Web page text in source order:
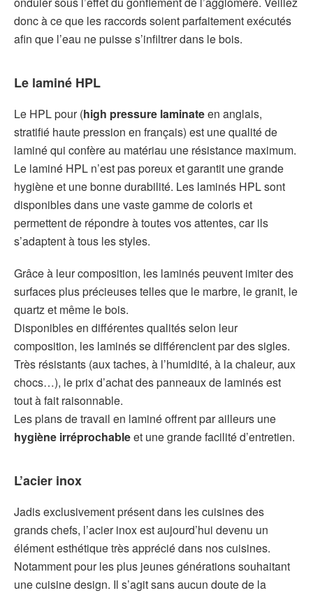
donc à ce que les raccords soient parfaitement exécutés
afin que l’eau ne puisse s’infiltrer dans le bois.
Le laminé HPL
Le HPL pour (high pressure laminateen anglais,
stratifié haute pression en français) est une qualité de
laminé qui confère au matériau une résistance maximum.
Le laminé HPL n’est pas poreux et garantit une grande
hygiène et une bonne durabilité. Les laminés HPL sont
disponibles dans une vaste gamme de coloris et
permettent de répondre à toutes vos attentes, car ils
s’adaptent à tous les styles.
Grâce à leur composition, les laminés peuvent imiter des
surfaces plus précieuses telles que le marbre, le granit, le
quartz et même le bois.
Disponibles en différentes qualités selon leur
composition, les laminés se différencient par des sigles.
Très résistants (aux taches, à l’humidité, à la chaleur, aux
chocs…), le prix d’achat des panneaux de laminés est
tout à fait raisonnable.
Les plans de travail en laminé offrent par ailleurs une
hygiène irréprochableet une grande facilité d’entretien.
L’acier inox
Jadis exclusivement présent dans les cuisines des
grands chefs, l’acier inox est aujourd’hui devenu un
élément esthétique très apprécié dans nos cuisines.
Notamment pour les plus jeunes générations souhaitant
une cuisine design. Il s’agit sans aucun doute de la